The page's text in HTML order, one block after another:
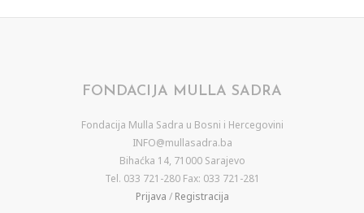
FONDACIJA MULLA SADRA
Fondacija Mulla Sadra u Bosni i Hercegovini
INFO@mullasadra.ba
Bihaćka 14, 71000 Sarajevo
Tel. 033 721-280 Fax: 033 721-281
Prijava / Registracija